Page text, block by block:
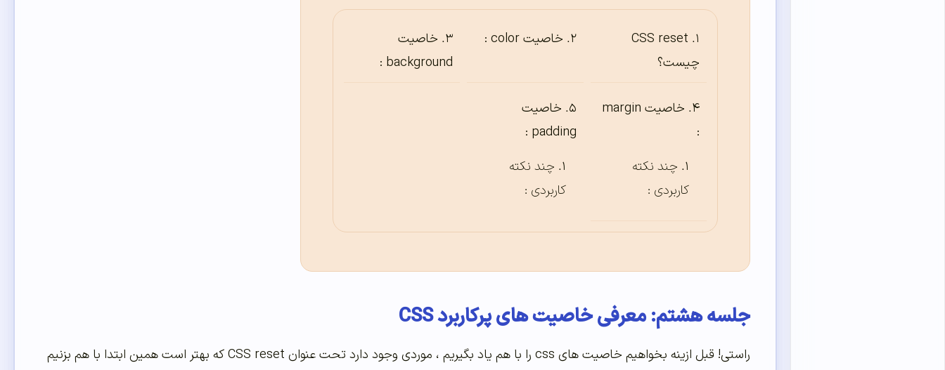
CSS reset
چیست؟
خاصیت color :
خاصیت
background :
خاصیت margin
:
چند نکته
کاربردی :
خاصیت
padding :
چند نکته
کاربردی :
جلسه هشتم: معرفی خاصیت های پرکاربرد CSS
راستی! قبل ازینه بخواهیم خاصیت های css را با هم یاد بگیریم ، موردی وجود دارد تحت عنوان CSS reset که بهتر است همین ابتدا با هم بزنیم